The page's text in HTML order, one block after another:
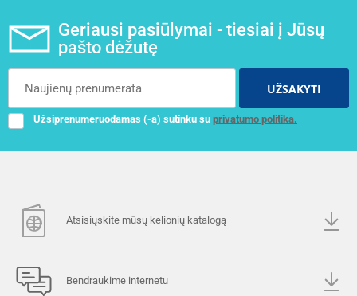
Geriausi pasiūlymai - tiesiai į Jūsų
pašto dėžutę
UŽSAKYTI
Užsiprenumeruodamas (-a) sutinku su privatumo politika.
Atsisiųskite mūsų kelionių katalogą
Bendraukime internetu